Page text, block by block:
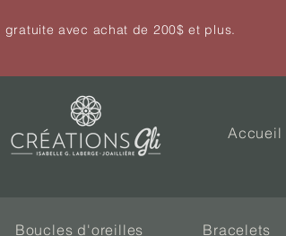
gratuite avec achat de 200$ et plus.
Accueil
Boucles d'oreilles Bracelets